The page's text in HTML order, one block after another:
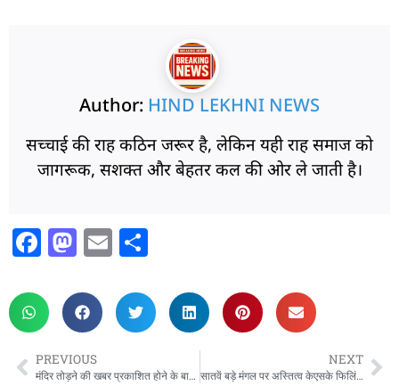
Author: HIND LEKHNI NEWS
सच्चाई की राह कठिन जरूर है, लेकिन यही राह समाज को
जागरूक, सशक्त और बेहतर कल की ओर ले जाती है।
F
c
e
b
M
st
o
d
E
ai
l
ar
e
PREVIOUS
मंदिर तोड़ने की खबर प्रकाशित होने के बाद पत्रकार और भाई पर हमला, दोनों घायल
NEXT
सातवें बड़े मंगल पर अस्तित्व केएसके फिलिंग स्टेशन पर भव्य भंडारा, हजारों श्रद्धालुओं ने ग्रहण किया प्रसाद